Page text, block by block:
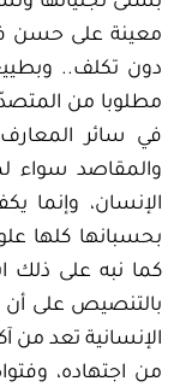
معينة على حسن
دون تكلف..
مطلوبا من
في سائر المعارف
والمقاصد سواء
الإنسان، وإنما
بحسبانها كلها
كما نبه على ذلك
بالتنصيص على أن
الإنسانية تعد من
من اجتهاده،